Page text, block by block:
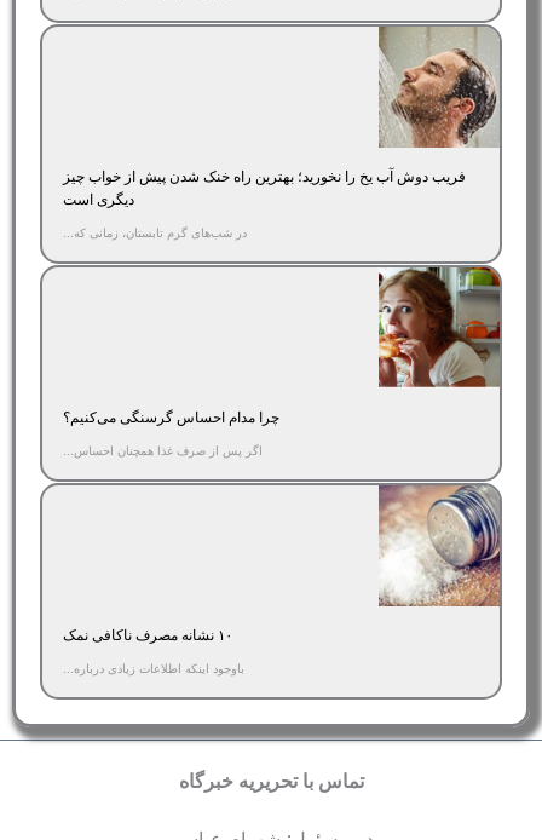
فریب دوش آب یخ را نخورید؛ بهترین راه خنک شدن پیش از خواب چیز
دیگری است
در شب‌های گرم تابستان، زمانی که...
چرا مدام احساس گرسنگی می‌کنیم؟
اگر پس از صرف غذا همچنان احساس...
۱۰ نشانه مصرف ناکافی نمک
باوجود اینکه اطلاعات زیادی درباره...
تماس با تحریریه خبرگاه